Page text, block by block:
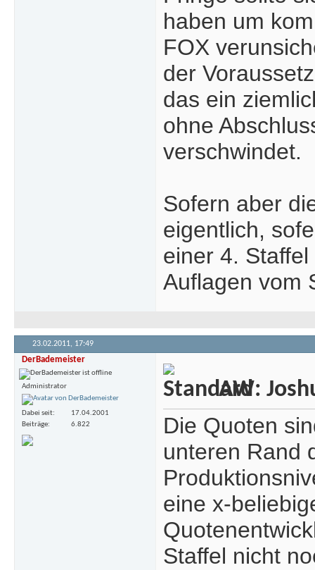
haben um
FOX
der
das ein
ohne
verschwindet.
Sofern aber
eigentlich,
einer 4.
Auflagen vom
23.02.2011, 17:49
DerBademeister
Administrator
Dabei seit
17.04.2001
Beiträge
6.822
AW:
Die Quoten
unteren Rand
eine x-
Staffel nicht